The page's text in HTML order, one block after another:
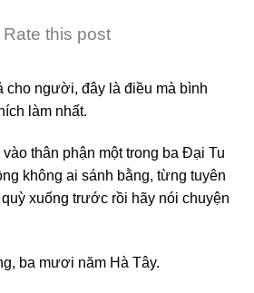
Rate this post
cho người, đây là điều mà bình
làm nhất.
thân phận một trong ba Đại Tu
không ai sánh bằng, từng tuyên
xuống trước rồi hãy nói chuyện
ba mươi năm Hà Tây.